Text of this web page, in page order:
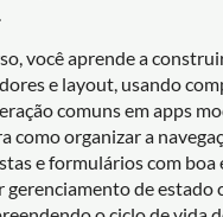
você aprende a
e layout, usando
comuns em apps
como organizar a
e formulários com boa
gerenciamento de estado